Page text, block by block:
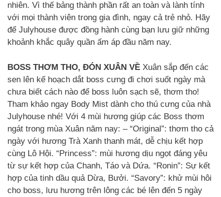
nhiên. Vì thế bảng thành phần rất an toàn và lành tính
với mọi thành viên trong gia đình, ngay cả trẻ nhỏ. Hãy
để Julyhouse được đồng hành cùng bạn lưu giữ những
khoảnh khắc quây quần ấm áp đầu năm nay.
BOSS THƠM THO, ĐÓN XUÂN VỀ Xuân sắp đến các
sen lên kế hoạch dắt boss cưng đi chơi suốt ngày mà
chưa biết cách nào để boss luôn sạch sẽ, thơm tho!
Tham khảo ngay Body Mist dành cho thú cưng của nhà
Julyhouse nhé! Với 4 mùi hương giúp các Boss thơm
ngát trong mùa Xuân năm nay: – “Original”: thơm tho cả
ngày với hương Trà Xanh thanh mát, dễ chịu kết hợp
cùng Lô Hội. “Princess”: mùi hương dịu ngọt đáng yêu
từ sự kết hợp của Chanh, Táo và Dứa. “Ronin”: Sự kết
hợp của tinh dầu quả Dừa, Bưởi. “Savory”: khử mùi hôi
cho boss, lưu hương trên lông các bé lên đến 5 ngày